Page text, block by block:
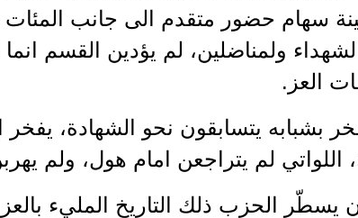
سهام حضور متقدم الى جانب
ولمناضلين، لم يؤدين القسم
العز.
بشبابه يتسابقون نحو الشهادة، يفخر
اللواتي لم يتراجعن امام هول، ولم
الحزب ذلك التاريخ المليء بالعز